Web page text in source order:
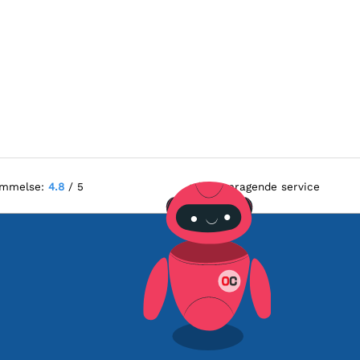
4.8/ 5 Fremragende service